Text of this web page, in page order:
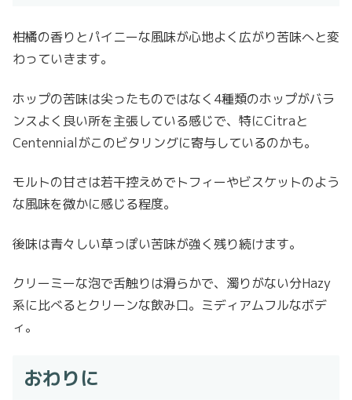
柑橘の香りとパイニーな風味が心地よく広がり苦味へと変
わっていきます。
ホップの苦味は尖ったものではなく4種類のホップがバラ
ンスよく良い所を主張している感じで、特にCitraと
Centennialがこのビタリングに寄与しているのかも。
モルトの甘さは若干控えめでトフィーやビスケットのよう
な風味を微かに感じる程度。
後味は青々しい草っぽい苦味が強く残り続けます。
クリーミーな泡で舌触りは滑らかで、濁りがない分Hazy
系に比べるとクリーンな飲み口。ミディアムフルなボデ
ィ。
おわりに